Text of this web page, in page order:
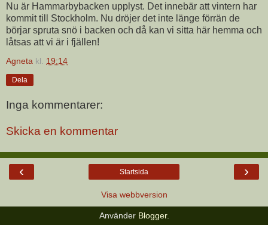
Nu är Hammarbybacken upplyst. Det innebär att vintern har
kommit till Stockholm. Nu dröjer det inte länge förrän de
börjar spruta snö i backen och då kan vi sitta här hemma och
låtsas att vi är i fjällen!
Agneta kl. 19:14
Dela
Inga kommentarer:
Skicka en kommentar
‹ ›
Startsida
Visa webbversion
Använder Blogger.